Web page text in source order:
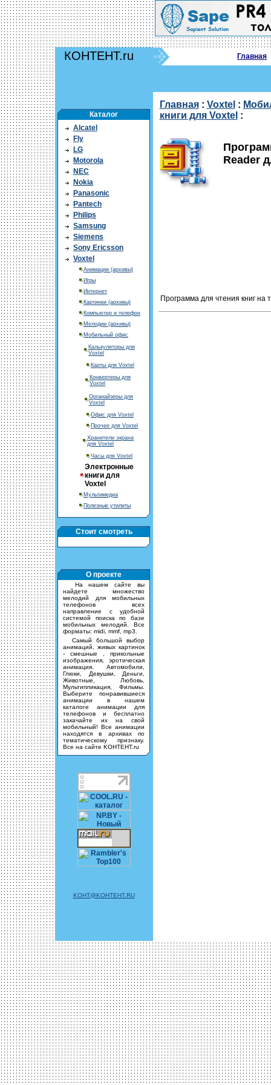
КОНТЕНТ.ru Главная
Каталог
Alcatel
Fly
LG
Motorola
NEC
Nokia
Panasonic
Pantech
Philips
Samsung
Siemens
Sony Ericsson
Voxtel
Анимации (архивы)
Игры
Интернет
Картинки (архивы)
Компьютер и телефон
Мелодии (архивы)
Мобильный офис
Калькуляторы для
Voxtel
Карты для Voxtel
Конвертеры для
Voxtel
Органайзеры для
Voxtel
Офис для Voxtel
Прочее для Voxtel
Хранители экрана
для Voxtel
Часы для Voxtel
Электронные
книги для
Voxtel
Мультимедиа
Полезные утилиты
Стоит смотреть
О проекте
На нашем сайте вы
найдете множество
мелодий для мобильных
телефонов всех
направление с удобной
системой поиска по базе
мобильных мелодий. Все
форматы: midi, mmf, mp3.
Самый большой выбор
анимаций, живых картинок
- смешные , прикольные
изображения, эротическая
анимация. Автомобили,
Глюки, Девушки, Деньги,
Животные, Любовь,
Мультипликация, Фильмы.
Выберите понравившиеся
анимации в нашем
каталоге анимации для
телефонов и бесплатно
закачайте их на свой
мобильный! Все анимации
находятся в архивах по
тематическому признаку.
Все на сайте KOHTEHT.ru
KOHT@KOHTEHT.RU
Главная: Voxtel :
книги для Voxtel :
Reader
Программа для чтения книг на